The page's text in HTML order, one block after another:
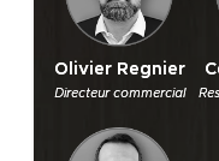
Olivier Regnier
Directeur commercial